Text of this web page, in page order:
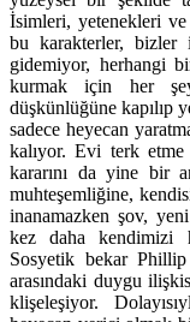
İsimleri, yetenekleri ve
bu karakterler, bizler
gidemiyor, herhangi
kurmak için her
düşkünlüğüne kapılıp
sadece heyecan
kalıyor. Evi terk etme
kararını da yine bir
muhteşemliğine,
inanamazken şov,
kez daha kendimizi
Sosyetik bekar
arasındaki duygu
klişeleşiyor.